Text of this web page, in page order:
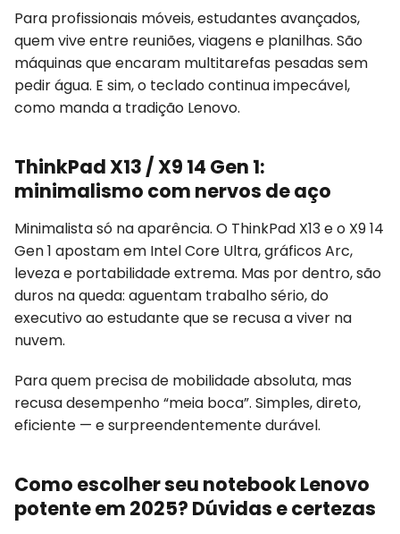
Para profissionais móveis, estudantes avançados,
quem vive entre reuniões, viagens e planilhas. São
máquinas que encaram multitarefas pesadas sem
pedir água. E sim, o teclado continua impecável,
como manda a tradição Lenovo.
ThinkPad X13 / X9 14 Gen 1:
minimalismo com nervos de aço
Minimalista só na aparência. O ThinkPad X13 e o X9 14
Gen 1 apostam em Intel Core Ultra, gráficos Arc,
leveza e portabilidade extrema. Mas por dentro, são
duros na queda: aguentam trabalho sério, do
executivo ao estudante que se recusa a viver na
nuvem.
Para quem precisa de mobilidade absoluta, mas
recusa desempenho “meia boca”. Simples, direto,
eficiente — e surpreendentemente durável.
Como escolher seu notebook Lenovo
potente em 2025? Dúvidas e certezas